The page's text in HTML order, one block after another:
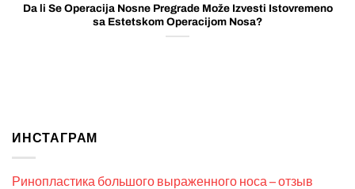
Da li Se Operacija Nosne Pregrade Može Izvesti Istovremeno
sa Estetskom Operacijom Nosa?
ИНСТАГРАМ
Ринопластика большого выраженного носа – отзыв